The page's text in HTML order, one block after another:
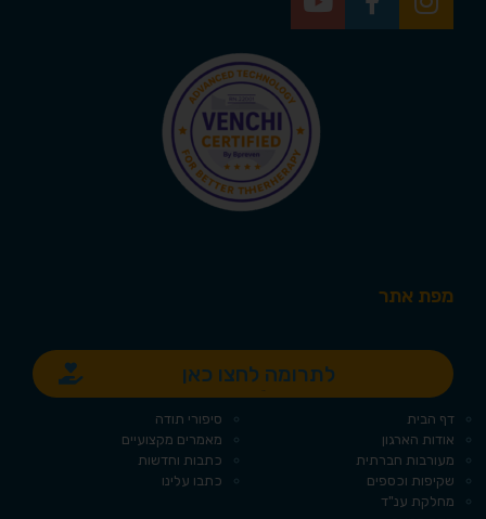
מפת אתר
לתרומה לחצו כאן
דף הבית
אודות הארגון
מעורבות חברתית
שקיפות וכספים
מחלקת ענ"ד
סיפורי תודה
מאמרים מקצועיים
כתבות וחדשות
כתבו עלינו